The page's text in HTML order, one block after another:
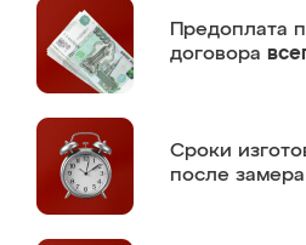
Предоплата
договора
Сроки
после замера